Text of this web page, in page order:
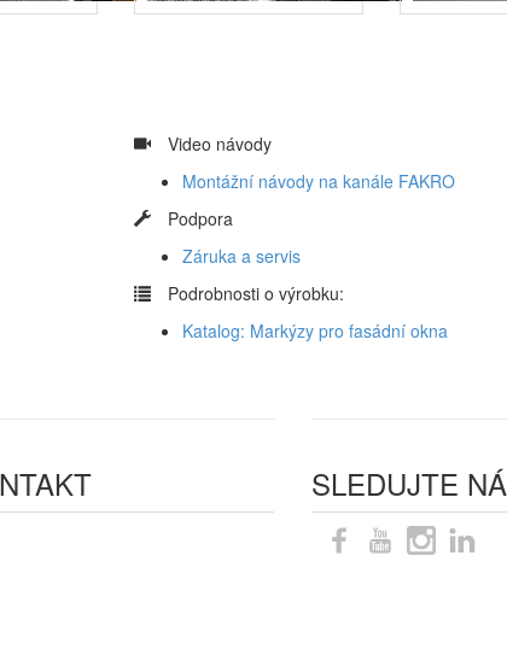
​Video návody
Montážní návody na kanále FAKRO
Podpora
Záruka a servis
Podrobnosti o výrobku:
Katalog: Markýzy pro fasádní okna
SLEDUJTE